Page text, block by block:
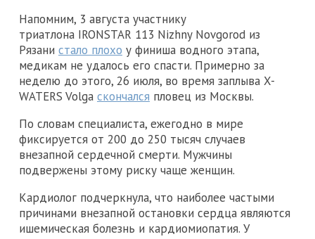
Напомним, 3 августа участнику
триатлона IRONSTAR 113 Nizhny Novgorod из
Рязани стало плохо у финиша водного этапа,
медикам не удалось его спасти. Примерно за
неделю до этого, 26 июля, во время заплыва X-
WATERS Volga скончался пловец из Москвы.
По словам специалиста, ежегодно в мире
фиксируется от 200 до 250 тысяч случаев
внезапной сердечной смерти. Мужчины
подвержены этому риску чаще женщин.
Кардиолог подчеркнула, что наиболее частыми
причинами внезапной остановки сердца являются
ишемическая болезнь и кардиомиопатия. У